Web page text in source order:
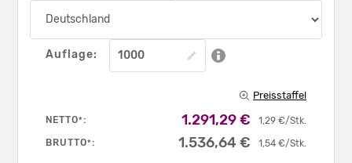
Auflage:
Preisstaffel
NETTO*: 1,29 €/Stk.
1.291,29 €
BRUTTO*: 1,54 €/Stk.
1.536,64 €